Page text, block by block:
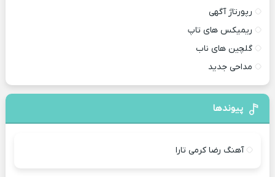
رپورتاژ آگهی
ریمیکس های تاپ
گلچین های ناب
مداحی جدید
پیوندها
آهنگ رضا کرمی تارا